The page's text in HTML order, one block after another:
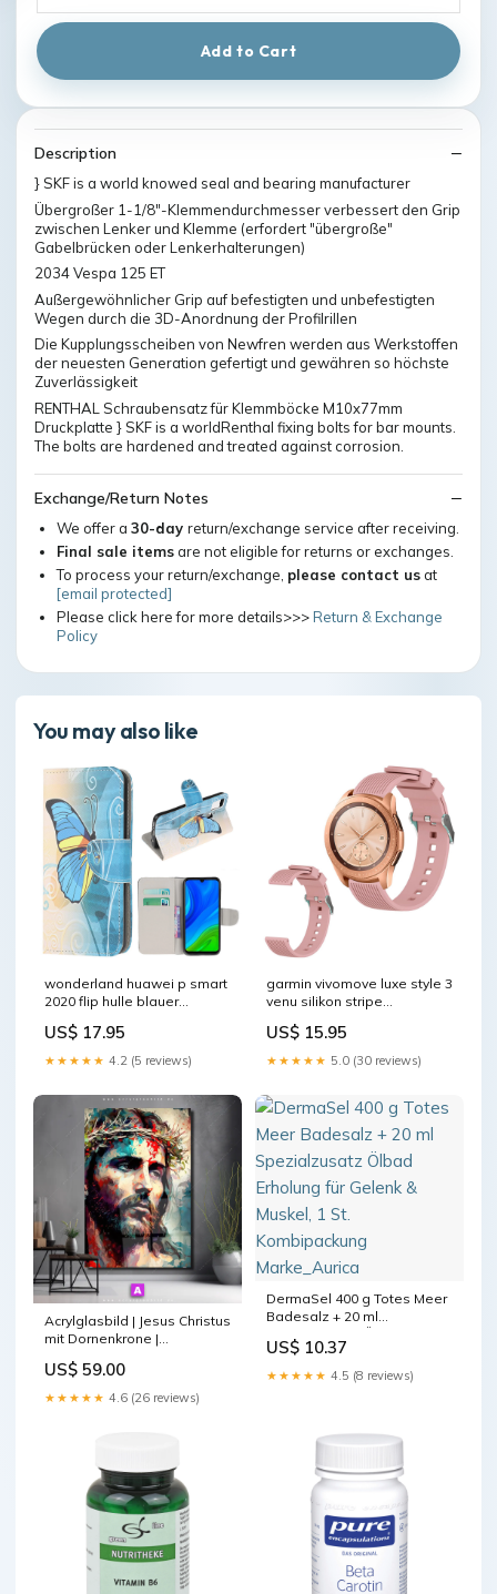
Add to Cart
Description
} SKF is a world knowed seal and bearing manufacturer
Übergroßer 1-1/8"-Klemmendurchmesser verbessert den Grip
zwischen Lenker und Klemme (erfordert "übergroße"
Gabelbrücken oder Lenkerhalterungen)
2034 Vespa 125 ET
Außergewöhnlicher Grip auf befestigten und unbefestigten
Wegen durch die 3D-Anordnung der Profilrillen
Die Kupplungsscheiben von Newfren werden aus Werkstoffen
der neuesten Generation gefertigt und gewähren so höchste
Zuverlässigkeit
RENTHAL Schraubensatz für Klemmböcke M10x77mm
Druckplatte } SKF is a worldRenthal fixing bolts for bar mounts.
The bolts are hardened and treated against corrosion.
Exchange/Return Notes
We offer a 30-day return/exchange service after receiving.
Final sale itemsare not eligible for returns or exchanges.
To process your return/exchange, please contact usat
[email protected]
Please click here for more details>>>Return & Exchange
Policy
You may also like
wonderland huawei p smart
2020 flip hulle blauer
US$ 17.95
★★★★★ 4.2 (5 reviews)
garmin vivomove luxe style 3
venu silikon stripe
US$ 15.95
★★★★★ 5.0 (30 reviews)
Acrylglasbild | Jesus Christus
mit Dornenkrone |
durch Mauer
US$ 59.00
★★★★★ 4.6 (26 reviews)
DermaSel 400 g Totes Meer
Badesalz + 20 ml
Erholung für Gelenk &
Muskel, 1 St. Kombipackung
US$ 10.37
★★★★★ 4.5 (8 reviews)